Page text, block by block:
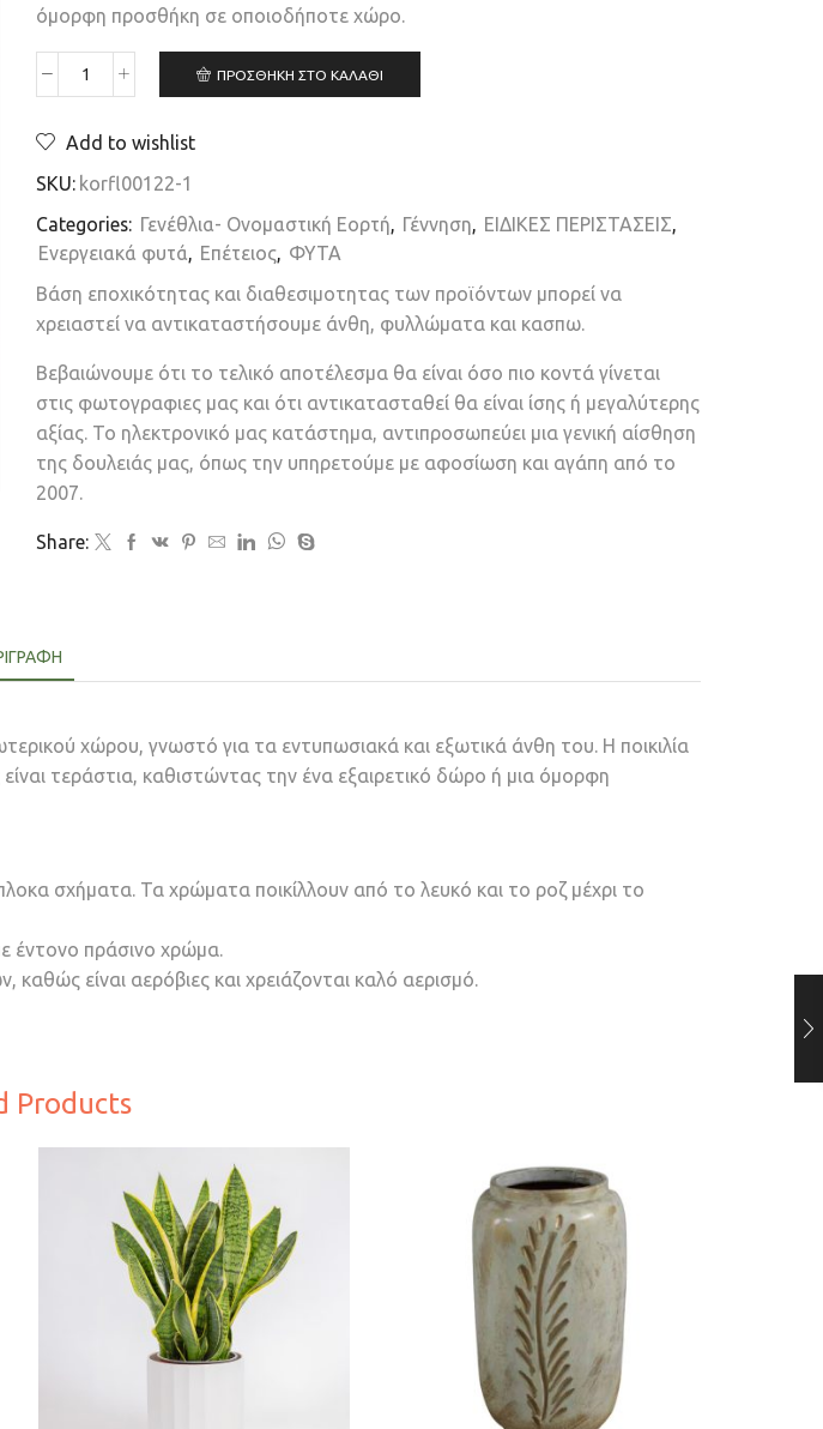
όμορφη προσθήκη σε οποιοδήποτε χώρο.
ΠΡΟΣΘΉΚΗ ΣΤΟ ΚΑΛΆΘΙ
Add to wishlist
SKU: korfl00122-1
Categories: Γενέθλια- Ονομαστική Εορτή, Γέννηση, ΕΙΔΙΚΕΣ ΠΕΡΙΣΤΑΣΕΙΣ,
Ενεργειακά φυτά, Επέτειος, ΦΥΤΑ
Βάση εποχικότητας και διαθεσιμοτητας των προϊόντων μπορεί να
χρειαστεί να αντικαταστήσουμε άνθη, φυλλώματα και κασπω.
Βεβαιώνουμε ότι το τελικό αποτέλεσμα θα είναι όσο πιο κοντά γίνεται
στις φωτογραφιες μας και ότι αντικατασταθεί θα είναι ίσης ή μεγαλύτερης
αξίας. Το ηλεκτρονικό μας κατάστημα, αντιπροσωπεύει μια γενική αίσθηση
της δουλειάς μας, όπως την υπηρετούμε με αφοσίωση και αγάπη από το
2007.
Share:
χώρου, γνωστό για τα εντυπωσιακά και εξωτικά άνθη του. Η ποικιλία
τεράστια, καθιστώντας την ένα εξαιρετικό δώρο ή μια όμορφη
σχήματα. Τα χρώματα ποικίλλουν από το λευκό και το ροζ μέχρι το
έντονο πράσινο χρώμα.
είναι αερόβιες και χρειάζονται καλό αερισμό.
Products